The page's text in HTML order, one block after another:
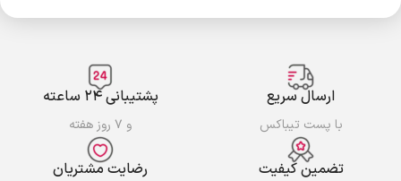
ارسال سریع
با پست تیباکس
پشتیبانی ۲۴ ساعته
و ۷ روز هفته
تضمین کیفیت رضایت مشتریان